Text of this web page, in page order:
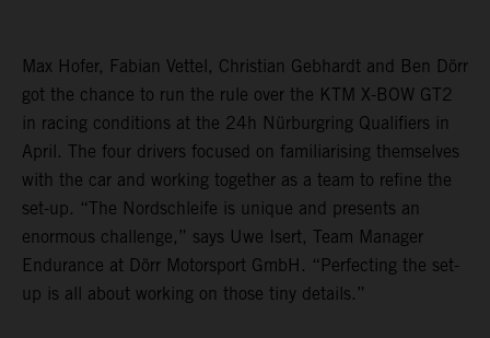
Max Hofer, Fabian Vettel, Christian Gebhardt and Ben Dörr
got the chance to run the rule over the KTM X-BOW GT2
in racing conditions at the 24h Nürburgring Qualifiers in
April. The four drivers focused on familiarising themselves
with the car and working together as a team to refine the
set-up. “The Nordschleife is unique and presents an
enormous challenge,” says Uwe Isert, Team Manager
Endurance at Dörr Motorsport GmbH. “Perfecting the set-
up is all about working on those tiny details.”